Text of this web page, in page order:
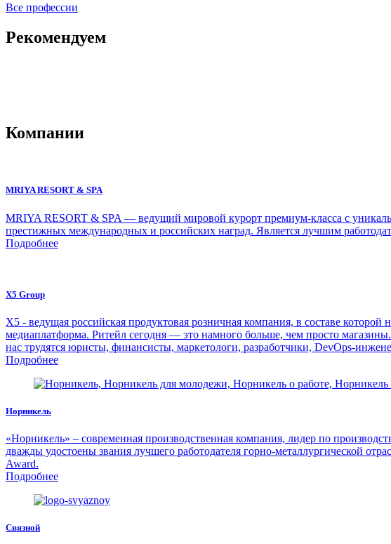
Все профессии
Рекомендуем
Компании
MRIYA RESORT & SPA
MRIYA RESORT & SPA — ведущий мировой курорт премиум-класса с
престижных международных и российских наград. Является лучшим
Подробнее
X5 Group
Х5 - ведущая российская продуктовая розничная компания, в составе
медиаплатформа. Ритейл сегодня — это намного больше, чем просто
нас трудятся юристы, финансисты, маркетологи, разработчики, DevOps-
Подробнее
Норникель
«Норникель» – современная производственная компания, лидер по
дважды удостоены звания лучшего работодателя горно-металлургической
Award.
Подробнее
Связной